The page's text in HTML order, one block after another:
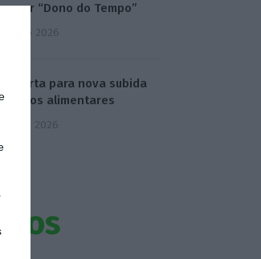
ser “Dono do Tempo”
Agosto 2026
alerta para nova subida
preços alimentares
2026